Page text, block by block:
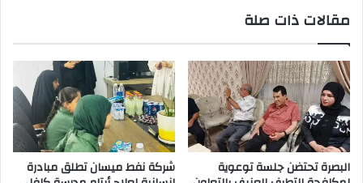
مقالات ذات صلة
البصرة تحتضن جلسة توعوية شركة نفط ميسان تطلق مبادرة